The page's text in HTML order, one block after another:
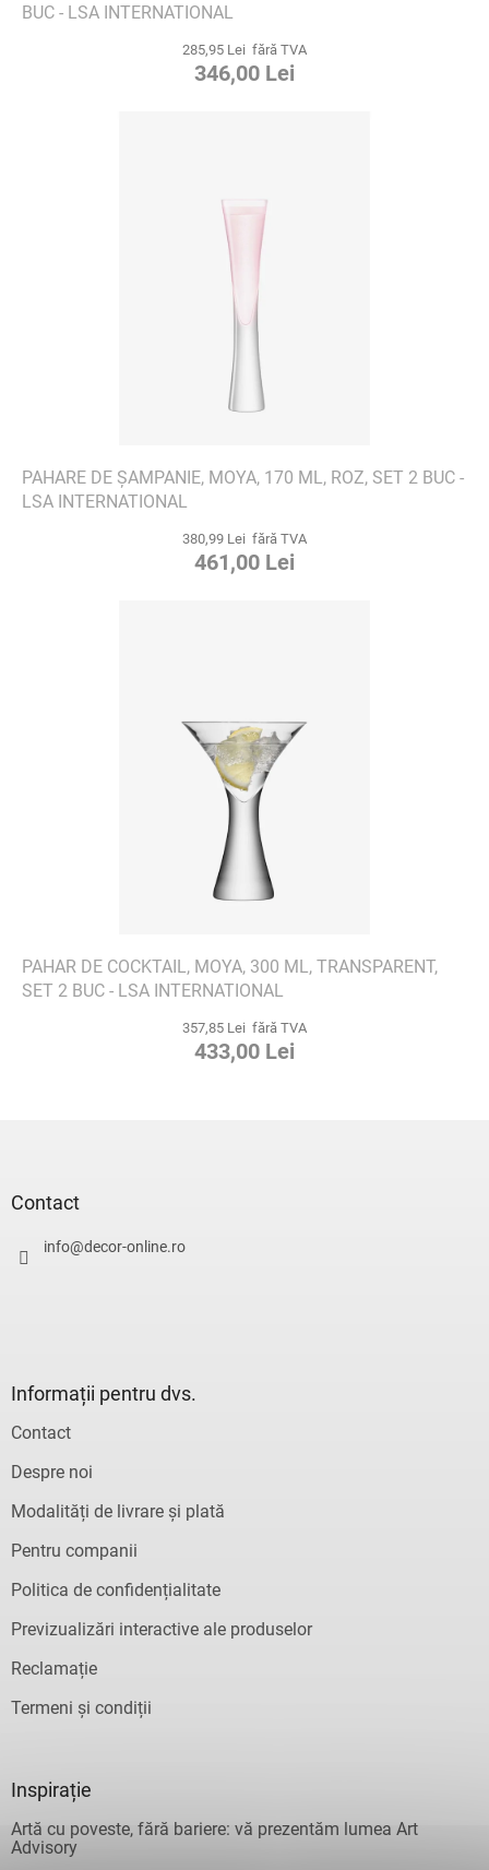
BUC - LSA INTERNATIONAL
285,95 Lei fără TVA
346,00 Lei
PAHARE DE ȘAMPANIE, MOYA, 170 ML, ROZ, SET 2 BUC -
LSA INTERNATIONAL
380,99 Lei fără TVA
461,00 Lei
PAHAR DE COCKTAIL, MOYA, 300 ML, TRANSPARENT,
SET 2 BUC - LSA INTERNATIONAL
357,85 Lei fără TVA
433,00 Lei
Contact
info@decor-online.ro
Informații pentru dvs.
Contact
Despre noi
Modalități de livrare și plată
Pentru companii
Politica de confidențialitate
Previzualizări interactive ale produselor
Reclamație
Termeni și condiții
Inspirație
Artă cu poveste, fără bariere: vă prezentăm lumea Art
Advisory